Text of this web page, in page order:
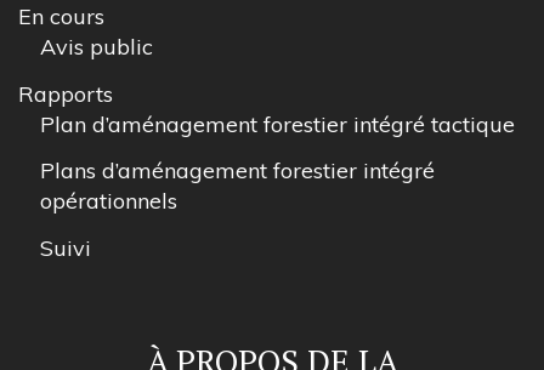
En cours
Avis public
Rapports
Plan d’aménagement forestier intégré tactique
Plans d’aménagement forestier intégré
opérationnels
Suivi